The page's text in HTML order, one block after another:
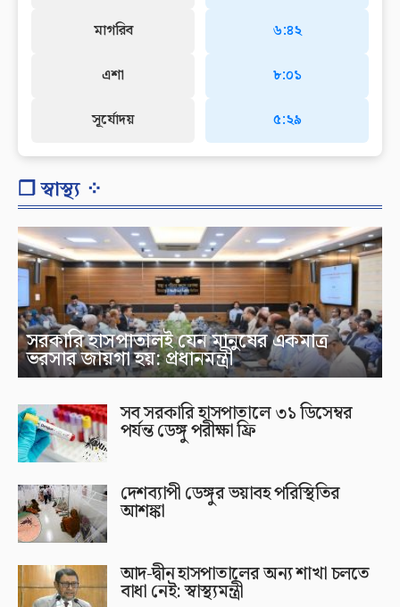
মাগরিব
এশা
সূর্যোদয়
৬:৪২
৮:০১
৫:২৯
❐ স্বাস্থ্য ⁘
সরকারি হাসপাতালই যেন মানুষের একমাত্র
ভরসার জায়গা হয়: প্রধানমন্ত্রী
সব সরকারি হাসপাতালে ৩১ ডিসেম্বর
পর্যন্ত ডেঙ্গু পরীক্ষা ফ্রি
দেশব্যাপী ডেঙ্গুর ভয়াবহ পরিস্থিতির
আশঙ্কা
আদ-দ্বীন হাসপাতালের অন্য শাখা চলতে
বাধা নেই: স্বাস্থ্যমন্ত্রী